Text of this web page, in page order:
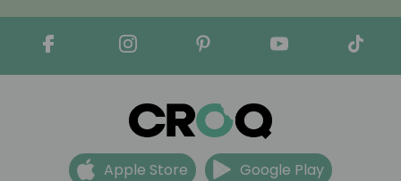
Apple Store Google Play